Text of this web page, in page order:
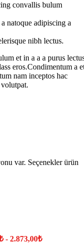
convallis bulum
natoque adipiscing a
nibh lectus.
et in a a a purus
eros.Condimentum a
nam inceptos hac
var. Seçenekler ürün
- 2.873,00₺